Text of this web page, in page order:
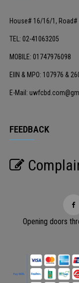
House# 16/16/1, Road#
TEL: 02-41063205
MOBILE: 01747976098
EIIN & MPO: 107976 &
E-Mail:
FEEDBACK
Opening doors